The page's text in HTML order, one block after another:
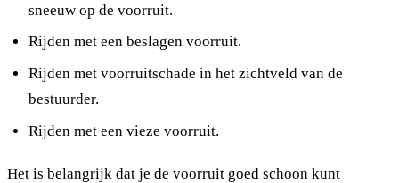
sneeuw op de voorruit.
Rijden met een beslagen voorruit.
Rijden met voorruitschade in het zichtveld van de
bestuurder.
Rijden met een vieze voorruit.
Het is belangrijk dat je de voorruit goed schoon kunt